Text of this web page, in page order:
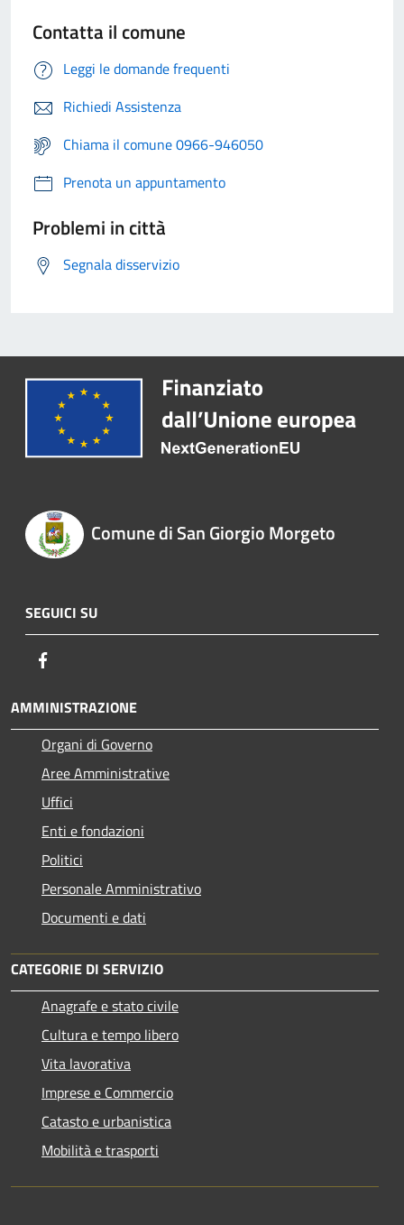
Contatta il comune
Leggi le domande frequenti
Richiedi Assistenza
Chiama il comune 0966-946050
Prenota un appuntamento
Problemi in città
Segnala disservizio
Comune di San Giorgio Morgeto
SEGUICI SU
AMMINISTRAZIONE
Organi di Governo
Aree Amministrative
Uffici
Enti e fondazioni
Politici
Personale Amministrativo
Documenti e dati
CATEGORIE DI SERVIZIO
Anagrafe e stato civile
Cultura e tempo libero
Vita lavorativa
Imprese e Commercio
Catasto e urbanistica
Mobilità e trasporti